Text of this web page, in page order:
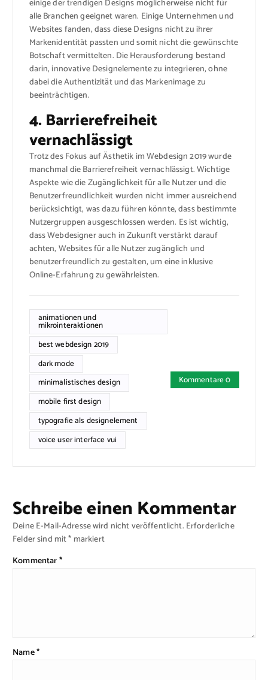
einige der trendigen Designs möglicherweise nicht für
alle Branchen geeignet waren. Einige Unternehmen und
Websites fanden, dass diese Designs nicht zu ihrer
Markenidentität passten und somit nicht die gewünschte
Botschaft vermittelten. Die Herausforderung bestand
darin, innovative Designelemente zu integrieren, ohne
dabei die Authentizität und das Markenimage zu
beeinträchtigen.
4. Barrierefreiheit
vernachlässigt
Trotz des Fokus auf Ästhetik im Webdesign 2019 wurde
manchmal die Barrierefreiheit vernachlässigt. Wichtige
Aspekte wie die Zugänglichkeit für alle Nutzer und die
Benutzerfreundlichkeit wurden nicht immer ausreichend
berücksichtigt, was dazu führen könnte, dass bestimmte
Nutzergruppen ausgeschlossen werden. Es ist wichtig,
dass Webdesigner auch in Zukunft verstärkt darauf
achten, Websites für alle Nutzer zugänglich und
benutzerfreundlich zu gestalten, um eine inklusive
Online-Erfahrung zu gewährleisten.
animationen und
mikrointeraktionen
best webdesign 2019
dark mode
minimalistisches design
mobile first design
typografie als designelement
voice user interface vui
Kommentare 0
Schreibe einen Kommentar
Deine E-Mail-Adresse wird nicht veröffentlicht. Erforderliche
Felder sind mit*markiert
Kommentar*
Name*